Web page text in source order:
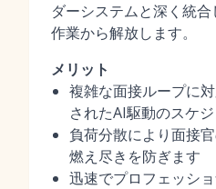
ダーシステムと深く統
作業から解放します。
メリット
複雑な面接ループに
されたAI駆動のスケ
負荷分散により面接
燃え尽きを防ぎます
迅速でプロフェッシ